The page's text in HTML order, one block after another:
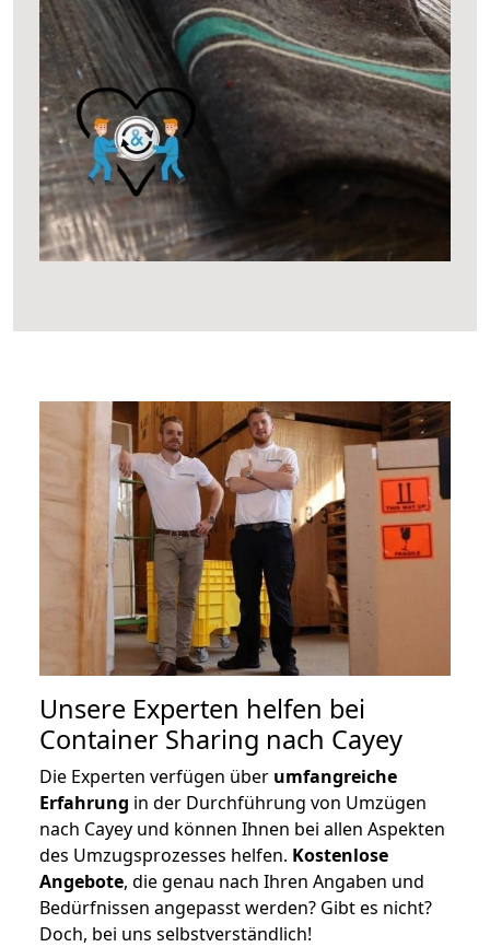
Unsere Experten helfen bei
Container Sharing nach Cayey
Die Experten verfügen über umfangreiche
Erfahrung in der Durchführung von Umzügen
nach Cayey und können Ihnen bei allen Aspekten
des Umzugsprozesses helfen. Kostenlose
Angebote, die genau nach Ihren Angaben und
Bedürfnissen angepasst werden? Gibt es nicht?
Doch, bei uns selbstverständlich!